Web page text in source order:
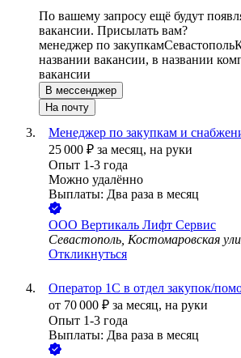
По вашему запросу ещё будут
вакансии. Присылать вам?
менеджер по закупкамСевастополь
названии вакансии, в названии
вакансии
В мессенджер
На почту
Менеджер по закупкам и
25 000 ₽ за месяц, на руки
Опыт 1-3 года
Можно удалённо
Выплаты: Два раза в месяц
ООО Вертикаль Лифт Сервис
Севастополь, Костомаровская
Откликнуться
Оператор 1С в отдел закупок/
от 70 000 ₽ за месяц, на руки
Опыт 1-3 года
Выплаты: Два раза в месяц